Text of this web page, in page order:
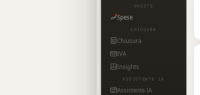
USCITE
Spese
CHIUSURA
Chiusura
IVA
Insights
ASSISTENTE IA
Assistente IA